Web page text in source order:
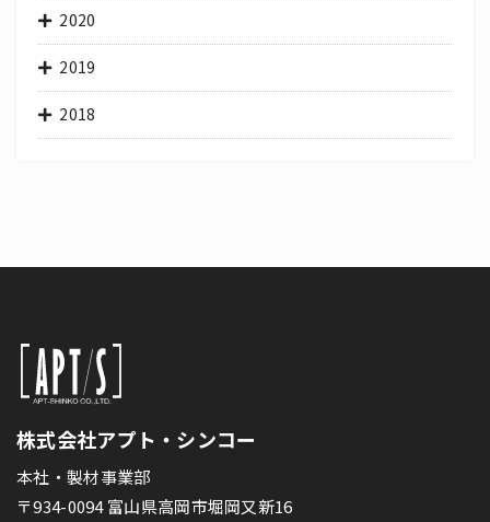
2020
2019
2018
株式会社アプト・シンコー
本社・製材事業部
〒934-0094 富山県高岡市堀岡又新16